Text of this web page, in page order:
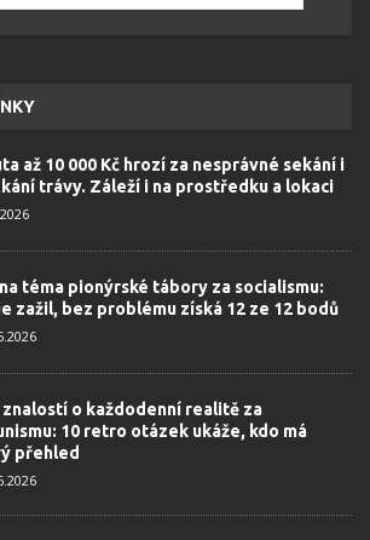
až 10 000 Kč hrozí za nesprávné sekání i
trávy. Záleží i na prostředku a lokaci
téma pionýrské tábory za socialismu:
zažil, bez problému získá 12 ze 12 bodů
znalostí o každodenní realitě za
10 retro otázek ukáže, kdo má
přehled